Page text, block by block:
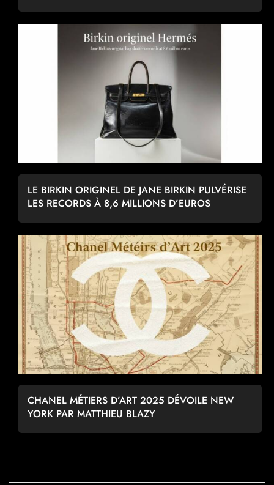
LE BIRKIN ORIGINEL DE JANE BIRKIN PULVÉRISE
LES RECORDS À 8,6 MILLIONS D’EUROS
CHANEL MÉTIERS D’ART 2025 DÉVOILE NEW
YORK PAR MATTHIEU BLAZY